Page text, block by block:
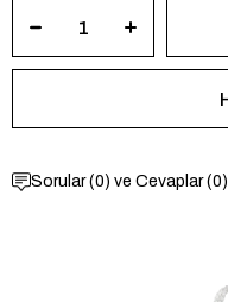
Sorular (0) ve Cevaplar (0)